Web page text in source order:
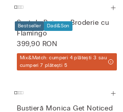
Bestseller Dad&Son
Șort de Baie cu Broderie cu
Flamingo
399,90 RON
Mix&Match: cumperi 4 plătești 3 sau
cumperi 7 plătești 5
Bustieră Monica Get Noticed